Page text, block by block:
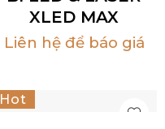
XLED MAX
Liên hệ để báo giá
Hot